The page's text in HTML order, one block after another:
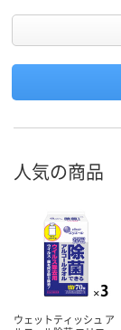
人気の商品
ウェットティッシュ ア